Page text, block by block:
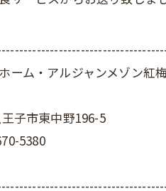
ーム・アルジャンメゾン紅
子市東中野196-5
5380